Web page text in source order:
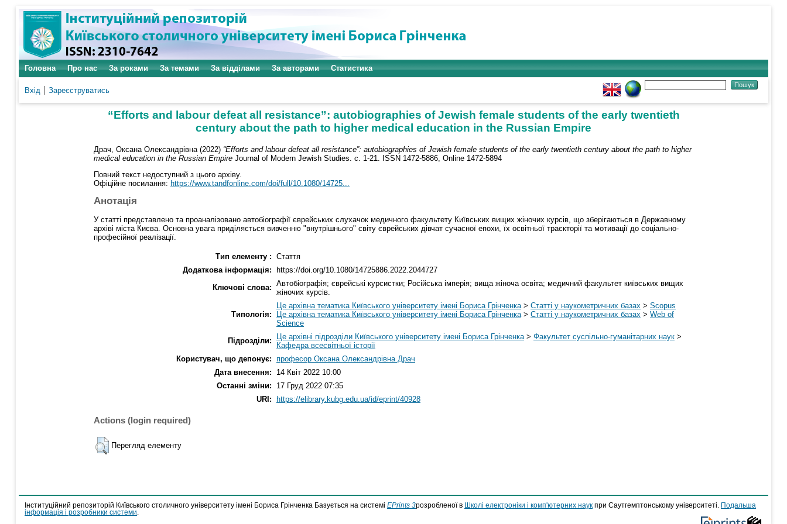
Головна Про нас За роками За темами За відділами За авторами Статистика
Вхід Зареєструватись
“Efforts and labour defeat all resistance”: autobiographies of Jewish female students of the early twentieth
century about the path to higher medical education in the Russian Empire
Драч, Оксана Олександрівна (2022) “Efforts and labour defeat all resistance”: autobiographies of Jewish female students of the early twentieth century about the path to higher
medical education in the Russian Empire Journal of Modern Jewish Studies. с. 1-21. ISSN 1472-5886, Online 1472-5894
Повний текст недоступний з цього архіву.
Офіційне посилання: https://www.tandfonline.com/doi/full/10.1080/14725...
Анотація
У статті представлено ​​та проаналізовано автобіографії єврейських слухачок медичного факультету Київських вищих жіночих курсів, що зберігаються в Державному
архіві міста Києва. Основна увага приділяється вивченню "внутрішнього" світу єврейських дівчат сучасної епохи, їх освітньої траєкторії та мотивації до соціально-
професійної реалізації.
Тип елементу : Стаття
Додаткова інформація:
https://doi.org/10.1080/14725886.2022.2044727
Ключові слова: Автобіографія; єврейські курсистки; Російська імперія; вища жіноча освіта; медичний факультет київських вищих
жіночих курсів.
Типологія:
Це архівна тематика Київського університету імені Бориса Грінченка > Статті у наукометричних базах > Scopus
Це архівна тематика Київського університету імені Бориса Грінченка > Статті у наукометричних базах > Web of
Science
Підрозділи:
Це архівні підрозділи Київського університету імені Бориса Грінченка > Факультет суспільно-гуманітарних наук >
Кафедра всесвітньої історії
Користувач, що депонує: професор Оксана Олександрівна Драч
Дата внесення:
14 Квіт 2022 10:00
Останні зміни:
17 Груд 2022 07:35
URI:
https://elibrary.kubg.edu.ua/id/eprint/40928
Actions (login required)
Перегляд елементу
Інституційний репозиторій Київського столичного університету імені Бориса Грінченка Базується на системі EPrints 3розробленої в Школі електроніки і комп'ютерних наук при Саутгемптонському університеті.
Подальша
інформація і розробники системи